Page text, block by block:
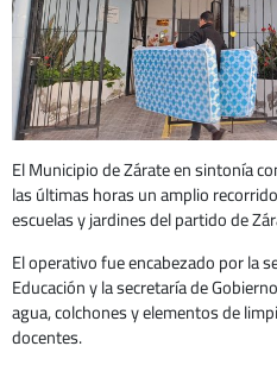
El Municipio de Zárate en sintonía
las últimas horas un amplio
escuelas y jardines del partido de
El operativo fue encabezado por la
Educación y la secretaría de
agua, colchones y elementos de
docentes.